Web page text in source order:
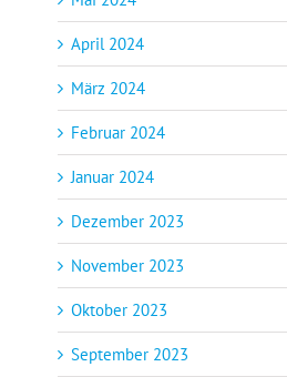
April 2024
März 2024
Februar 2024
Januar 2024
Dezember 2023
November 2023
Oktober 2023
September 2023